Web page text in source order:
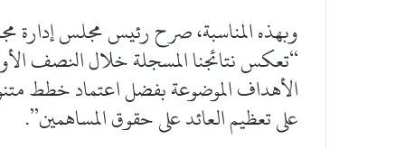
وبهذه المناسبة، صرح رئيس مجلس إدارة
الأهداف الموضوعة بفضل اعتماد خطط
على تعظيم العائد على حقوق المساهمين”.